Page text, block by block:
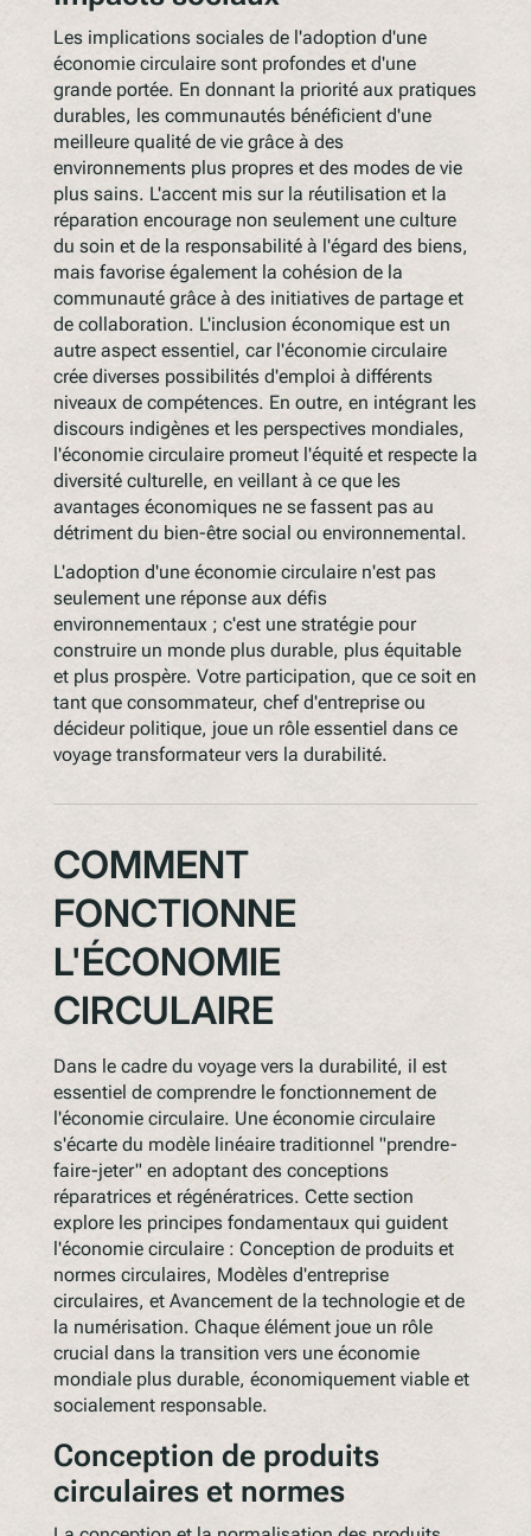
Les implications sociales de l'adoption d'une
économie circulaire sont profondes et d'une
grande portée. En donnant la priorité aux pratiques
durables, les communautés bénéficient d'une
meilleure qualité de vie grâce à des
environnements plus propres et des modes de vie
plus sains. L'accent mis sur la réutilisation et la
réparation encourage non seulement une culture
du soin et de la responsabilité à l'égard des biens,
mais favorise également la cohésion de la
communauté grâce à des initiatives de partage et
de collaboration. L'inclusion économique est un
autre aspect essentiel, car l'économie circulaire
crée diverses possibilités d'emploi à différents
niveaux de compétences. En outre, en intégrant les
discours indigènes et les perspectives mondiales,
l'économie circulaire promeut l'équité et respecte la
diversité culturelle, en veillant à ce que les
avantages économiques ne se fassent pas au
détriment du bien-être social ou environnemental.
L'adoption d'une économie circulaire n'est pas
seulement une réponse aux défis
environnementaux ; c'est une stratégie pour
construire un monde plus durable, plus équitable
et plus prospère. Votre participation, que ce soit en
tant que consommateur, chef d'entreprise ou
décideur politique, joue un rôle essentiel dans ce
voyage transformateur vers la durabilité.
COMMENT
FONCTIONNE
L'ÉCONOMIE
CIRCULAIRE
Dans le cadre du voyage vers la durabilité, il est
essentiel de comprendre le fonctionnement de
l'économie circulaire. Une économie circulaire
s'écarte du modèle linéaire traditionnel "prendre-
faire-jeter" en adoptant des conceptions
réparatrices et régénératrices. Cette section
explore les principes fondamentaux qui guident
l'économie circulaire : Conception de produits et
normes circulaires, Modèles d'entreprise
circulaires, et Avancement de la technologie et de
la numérisation. Chaque élément joue un rôle
crucial dans la transition vers une économie
mondiale plus durable, économiquement viable et
socialement responsable.
Conception de produits
circulaires et normes